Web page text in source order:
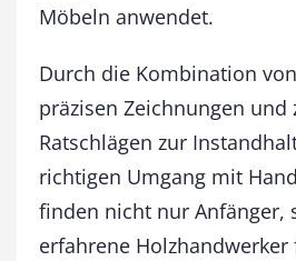
Möbeln anwendet.
Durch die Kombination
präzisen Zeichnungen und
Ratschlägen zur
richtigen Umgang mit
finden nicht nur Anfänger,
erfahrene